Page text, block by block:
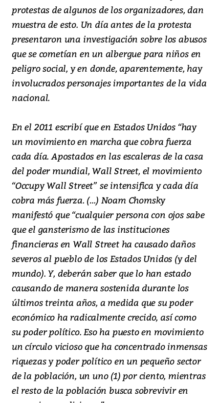
protestas de algunos de los organizadores, dan
muestra de esto. Un día antes de la protesta
presentaron una investigación sobre los abusos
que se cometían en un albergue para niños en
peligro social, y en donde, aparentemente, hay
involucrados personajes importantes de la vida
nacional.
En el 2011 escribí que en Estados Unidos “hay
un movimiento en marcha que cobra fuerza
cada día. Apostados en las escaleras de la casa
del poder mundial, Wall Street, el movimiento
“Occupy Wall Street” se intensifica y cada día
cobra más fuerza. (…) Noam Chomsky
manifestó que “cualquier persona con ojos sabe
que el gansterismo de las instituciones
financieras en Wall Street ha causado daños
severos al pueblo de los Estados Unidos (y del
mundo). Y, deberán saber que lo han estado
causando de manera sostenida durante los
últimos treinta años, a medida que su poder
económico ha radicalmente crecido, así como
su poder político. Eso ha puesto en movimiento
un círculo vicioso que ha concentrado inmensas
riquezas y poder político en un pequeño sector
de la población, un uno (1) por ciento, mientras
el resto de la población busca sobrevivir en